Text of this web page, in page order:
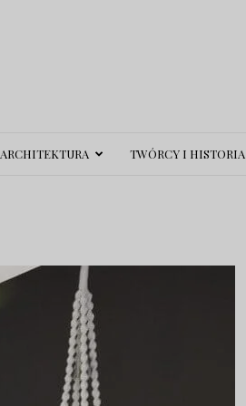
ARCHITEKTURA TWÓRCY I HISTORIA